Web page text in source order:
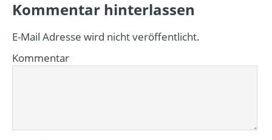
Kommentar hinterlassen
E-Mail Adresse wird nicht veröffentlicht.
Kommentar